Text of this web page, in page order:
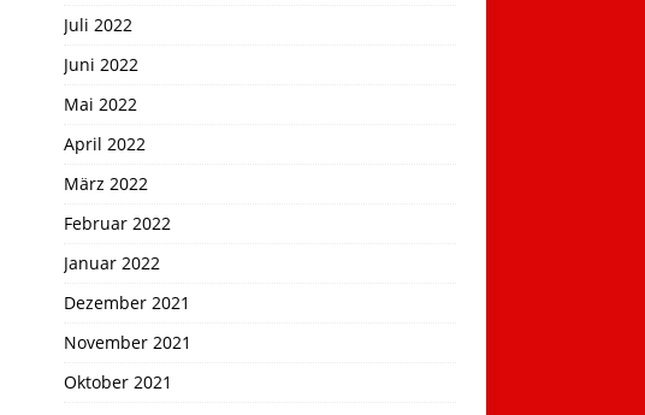
Juli 2022
Juni 2022
Mai 2022
April 2022
März 2022
Februar 2022
Januar 2022
Dezember 2021
November 2021
Oktober 2021